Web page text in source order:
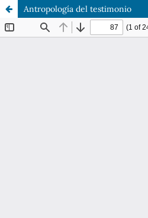
Antropología del testimonio